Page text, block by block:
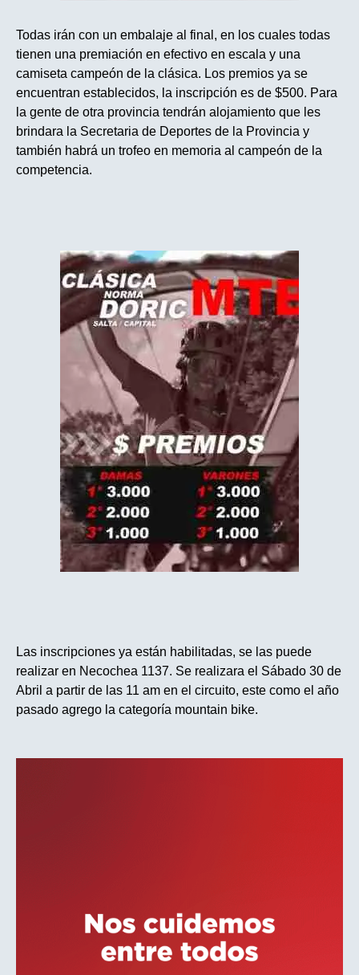
Todas irán con un embalaje al final, en los cuales todas
tienen una premiación en efectivo en escala y una
camiseta campeón de la clásica. Los premios ya se
encuentran establecidos, la inscripción es de $500. Para
la gente de otra provincia tendrán alojamiento que les
brindara la Secretaria de Deportes de la Provincia y
también habrá un trofeo en memoria al campeón de la
competencia.
Las inscripciones ya están habilitadas, se las puede
realizar en Necochea 1137. Se realizara el Sábado 30 de
Abril a partir de las 11 am en el circuito, este como el año
pasado agrego la categoría mountain bike.